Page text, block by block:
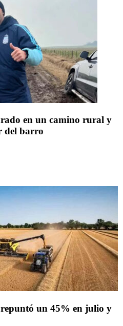
en un camino rural y
del barro
un 45% en julio y